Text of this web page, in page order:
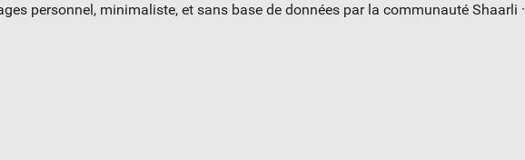
personnel, minimaliste, et sans base de données par la communauté Shaarli ·